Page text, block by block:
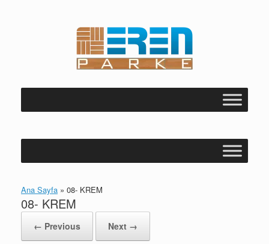
Ana Sayfa » 08- KREM
08- KREM
← Previous Next →